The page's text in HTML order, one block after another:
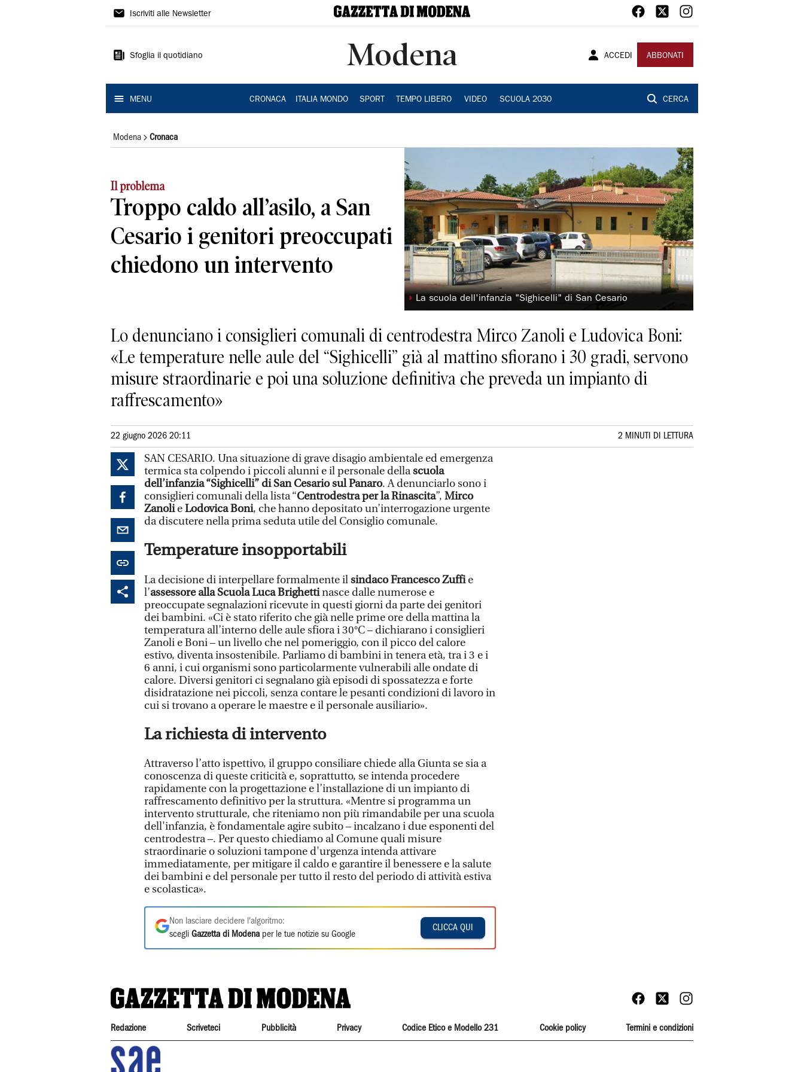
Gazzetta
Modena
Iscriviti alle Newsletter
Sfoglia il quotidiano Modena ACCEDI ABBONATI
MENU CRONACA ITALIA MONDO SPORT TEMPO LIBERO VIDEO SCUOLA 2030 CERCA
Modena Cronaca
Il problema
Troppo caldo all’asilo, a San
Cesario i genitori preoccupati
chiedono un intervento
◗ La scuola dell'infanzia "Sighicelli" di San Cesario
Lo denunciano i consiglieri comunali di centrodestra Mirco Zanoli e Ludovica Boni:
«Le temperature nelle aule del “Sighicelli” già al mattino sfiorano i 30 gradi, servono
misure straordinarie e poi una soluzione definitiva che preveda un impianto di
raffrescamento»
22 giugno 2026 20:11 2 MINUTI DI LETTURA
SAN CESARIO. Una situazione di grave disagio ambientale ed emergenza
termica sta colpendo i piccoli alunni e il personale dellascuola
dell’infanzia “Sighicelli” di San Cesario sul Panaro. A denunciarlo sono i
consiglieri comunali della lista “Centrodestra per la Rinascita”, Mirco
ZanolieLodovica Boni, che hanno depositato un’interrogazione urgente
da discutere nella prima seduta utile del Consiglio comunale.
Temperature insopportabili
La decisione di interpellare formalmente ilsindaco Francesco Zuffie
l’assessore alla Scuola Luca Brighettinasce dalle numerose e
preoccupate segnalazioni ricevute in questi giorni da parte dei genitori
dei bambini. «Ci è stato riferito che già nelle prime ore della mattina la
temperatura all’interno delle aule sfiora i 30°C – dichiarano i consiglieri
Zanoli e Boni – un livello che nel pomeriggio, con il picco del calore
estivo, diventa insostenibile. Parliamo di bambini in tenera età, tra i 3 e i
6 anni, i cui organismi sono particolarmente vulnerabili alle ondate di
calore. Diversi genitori ci segnalano già episodi di spossatezza e forte
disidratazione nei piccoli, senza contare le pesanti condizioni di lavoro in
cui si trovano a operare le maestre e il personale ausiliario».
La richiesta di intervento
Attraverso l’atto ispettivo, il gruppo consiliare chiede alla Giunta se sia a
conoscenza di queste criticità e, soprattutto, se intenda procedere
rapidamente con la progettazione e l’installazione di un impianto di
raffrescamento definitivo per la struttura. «Mentre si programma un
intervento strutturale, che riteniamo non più rimandabile per una scuola
dell'infanzia, è fondamentale agire subito – incalzano i due esponenti del
centrodestra –. Per questo chiediamo al Comune quali misure
straordinarie o soluzioni tampone d'urgenza intenda attivare
immediatamente, per mitigare il caldo e garantire il benessere e la salute
dei bambini e del personale per tutto il resto del periodo di attività estiva
e scolastica».
Non lasciare decidere l'algoritmo:
scegli Gazzetta di Modena per le tue notizie su Google
CLICCA QUI
Redazione Scriveteci Pubblicità Privacy Codice Etico e Modello 231 Cookie policy Termini e condizioni